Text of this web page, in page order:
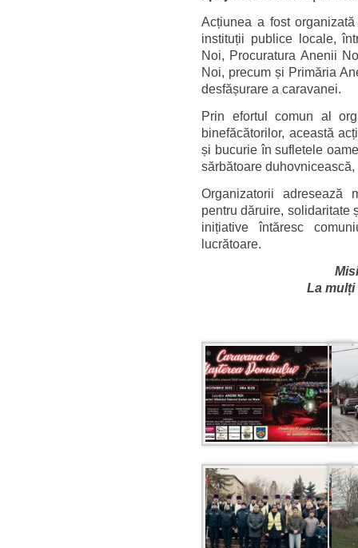
Acțiunea a fost
instituții publice locale,
Noi, Procuratura Anenii
Noi, precum și Primăria
desfășurare a caravanei.
Prin efortul comun al
binefăcătorilor, această
și bucurie în sufletele
sărbătoare
Organizatorii adresează
pentru dăruire, solidaritate
inițiative întăresc
lucrătoare.
La